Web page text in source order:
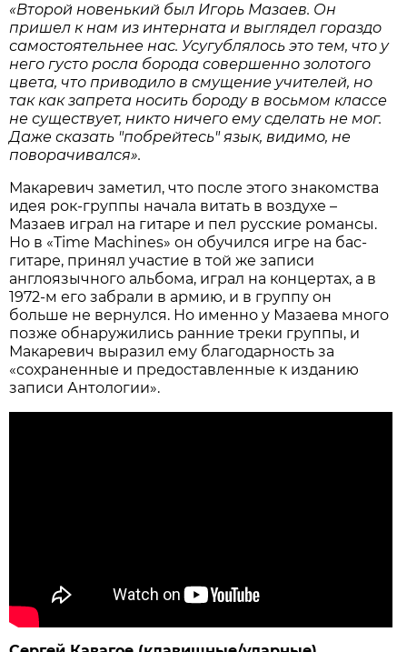
«Второй новенький был Игорь Мазаев. Он
пришел к нам из интерната и выглядел гораздо
самостоятельнее нас. Усугублялось это тем, что у
него густо росла борода совершенно золотого
цвета, что приводило в смущение учителей, но
так как запрета носить бороду в восьмом классе
не существует, никто ничего ему сделать не мог.
Даже сказать "побрейтесь" язык, видимо, не
поворачивался».
Макаревич заметил, что после этого знакомства
идея рок-группы начала витать в воздухе –
Мазаев играл на гитаре и пел русские романсы.
Но в «Time Machines» он обучился игре на бас-
гитаре, принял участие в той же записи
англоязычного альбома, играл на концертах, а в
1972-м его забрали в армию, и в группу он
больше не вернулся. Но именно у Мазаева много
позже обнаружились ранние треки группы, и
Макаревич выразил ему благодарность за
«сохраненные и предоставленные к изданию
записи Антологии».